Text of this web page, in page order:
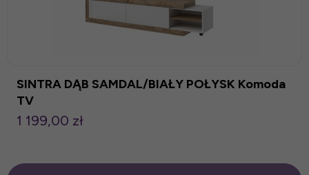
SINTRA DĄB SAMDAL/BIAŁY POŁYSK Komoda
TV
1 199,00 zł